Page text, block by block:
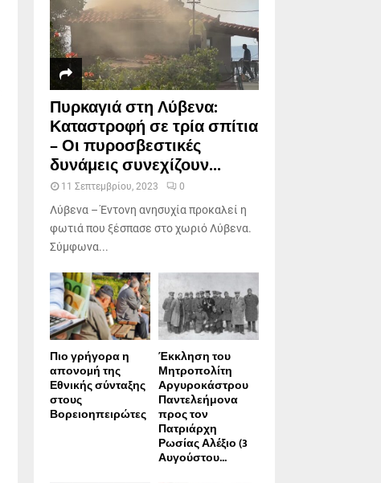
Πυρκαγιά στη Λύβενα:
Καταστροφή σε τρία σπίτια
– Οι πυροσβεστικές
δυνάμεις συνεχίζουν...
11 Σεπτεμβρίου, 2023 0
Λύβενα – Έντονη ανησυχία προκαλεί η
φωτιά που ξέσπασε στο χωριό Λύβενα.
Σύμφωνα...
Πιο γρήγορα η
απονοµή της
Εθνικής σύνταξης
στους
Βορειοηπειρώτες
Έκκληση του
Μητροπολίτη
Αργυροκάστρου
Παντελεήμονα
προς τον
Πατριάρχη
Ρωσίας Αλέξιο (3
Αυγούστου...